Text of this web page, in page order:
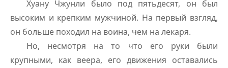
Хуану Чжунли было под пятьдесят, он был
высоким и крепким мужчиной. На первый взгляд,
он больше походил на воина, чем на лекаря.
Но, несмотря на то что его руки были
крупными, как веера, его движения оставались